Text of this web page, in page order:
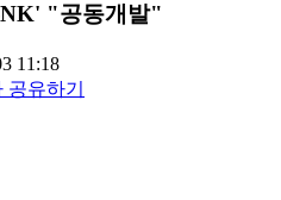
NK' "공동개발"
11:18
공유하기